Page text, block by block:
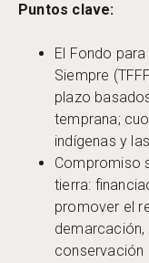
Puntos clave:
El Fondo
Siempre
plazo
temprana;
indígenas y
Compromiso
tierra:
promover el
conservación